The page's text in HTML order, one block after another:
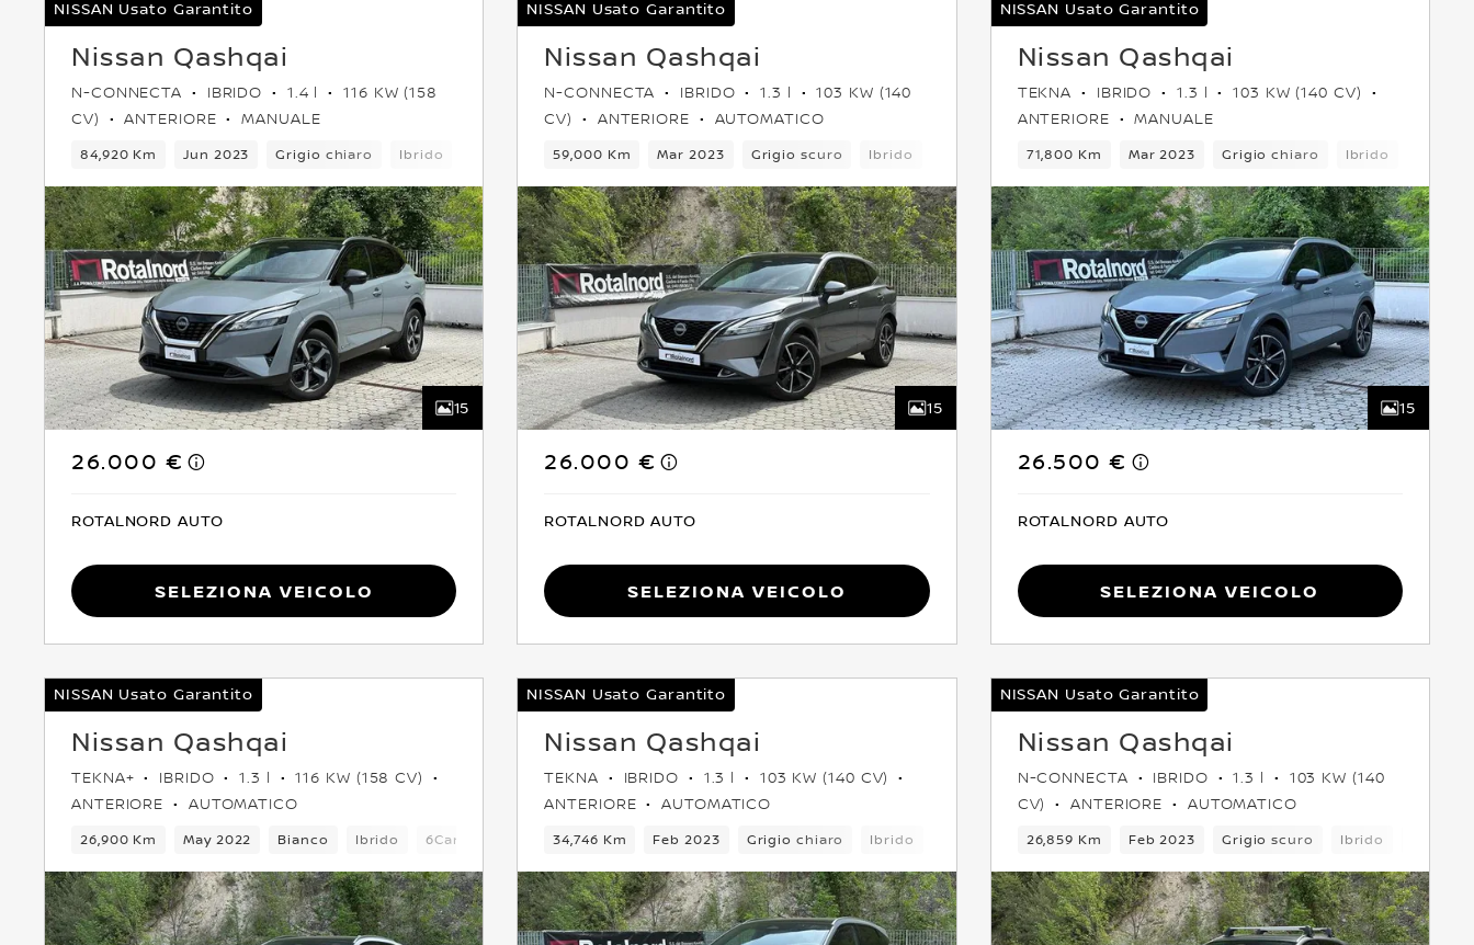
NISSAN Usato Garantito
Nissan Qashqai
N-CONNECTA IBRIDO 1.4 l
116 KW (158
CV)
ANTERIORE MANUALE
84,920 Km Jun 2023 Grigio chiaro Ibrido Crossover Anteriore Euro 6
15
26.000 €
ROTALNORD AUTO
Seleziona Veicolo
NISSAN Usato Garantito
Nissan Qashqai
N-CONNECTA IBRIDO 1.3 l
103 KW (140
CV)
ANTERIORE AUTOMATICO
59,000 Km Mar 2023 Grigio scuro Ibrido 5 Posti Crossover Anteriore Euro 6
15
26.000 €
ROTALNORD AUTO
Seleziona Veicolo
NISSAN Usato Garantito
Nissan Qashqai
TEKNA IBRIDO 1.3 l
103 KW (140 CV)
ANTERIORE
MANUALE
71,800 Km Mar 2023 Grigio chiaro Ibrido
15
26.500 €
ROTALNORD AUTO
Seleziona Veicolo
NISSAN Usato Garantito
Nissan Qashqai
TEKNA+ IBRIDO 1.3 l
116 KW (158 CV)
ANTERIORE
AUTOMATICO
26,900 Km May 2022 Bianco Ibrido 6Cambio 5 Posti Crossover Anteriore Euro 6
NISSAN Usato Garantito
Nissan Qashqai
TEKNA IBRIDO 1.3 l
103 KW (140 CV)
ANTERIORE
AUTOMATICO
34,746 Km Feb 2023 Grigio chiaro Ibrido 5 Posti Crossover Anteriore Euro 6
NISSAN Usato Garantito
Nissan Qashqai
N-CONNECTA IBRIDO 1.3 l
103 KW (140
CV)
ANTERIORE AUTOMATICO
26,859 Km Feb 2023 Grigio scuro Ibrido